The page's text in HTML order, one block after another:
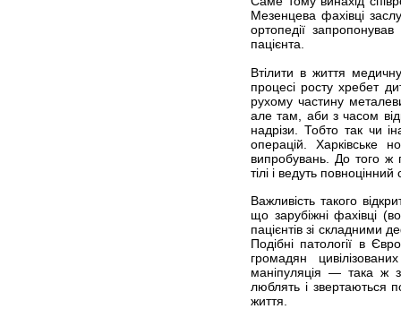
Мезенцева фахівці
ортопедії
пацієнта.
Втілити в життя
процесі росту хребет
рухому частину
але там, аби з часом
надрізи. Тобто так чи
операцій. Харківське
випробувань. До того ж
тілі і ведуть повноцінний
Важливість такого
що зарубіжні фахівці
пацієнтів зі
Подібні патології в
громадян
маніпуляція — така ж
люблять і звертаються
життя.